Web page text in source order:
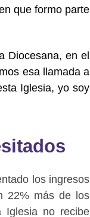
que formo parte
Diocesana, en el
esa llamada a
Iglesia, yo soy
los ingresos
22% más de los
Iglesia no recibe